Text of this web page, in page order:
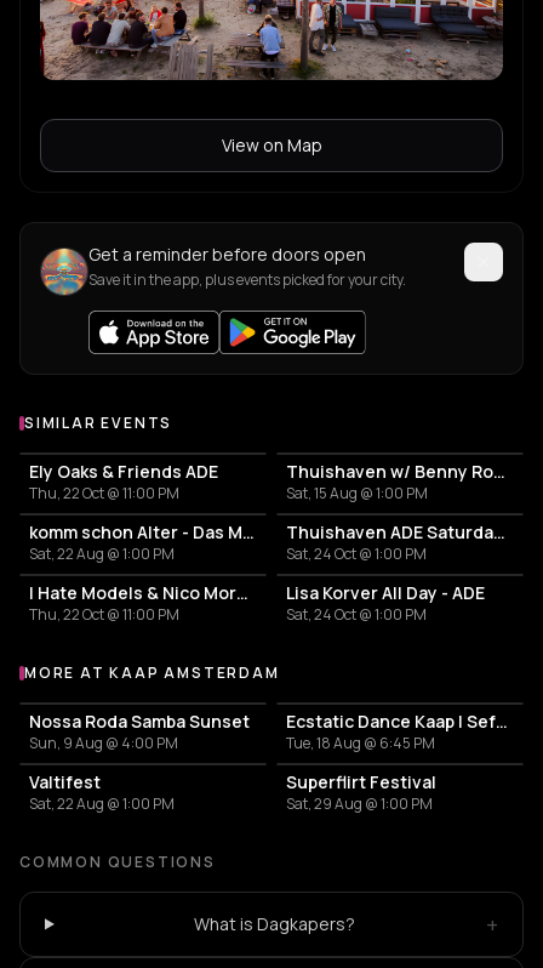
View on Map
Get a reminder before doors open
Save it in the app, plus events picked for your city.
SIMILAR EVENTS
Ely Oaks & Friends ADE
Thu, 22 Oct @ 11:00 PM
Thuishaven w/ Benny Rodrigues 10HRS
Sat, 15 Aug @ 1:00 PM
komm schon Alter - Das Mini Festival
Sat, 22 Aug @ 1:00 PM
Thuishaven ADE Saturday Day
Sat, 24 Oct @ 1:00 PM
I Hate Models & Nico Moreno Invite
Thu, 22 Oct @ 11:00 PM
Lisa Korver All Day - ADE
Sat, 24 Oct @ 1:00 PM
More events at Kaap Amsterdam
MORE AT KAAP AMSTERDAM
Nossa Roda Samba Sunset
Sun, 9 Aug @ 4:00 PM
Ecstatic Dance Kaap l Sefrijn
Tue, 18 Aug @ 6:45 PM
Valtifest
Sat, 22 Aug @ 1:00 PM
Superflirt Festival
Sat, 29 Aug @ 1:00 PM
COMMON QUESTIONS
What is Dagkapers? +